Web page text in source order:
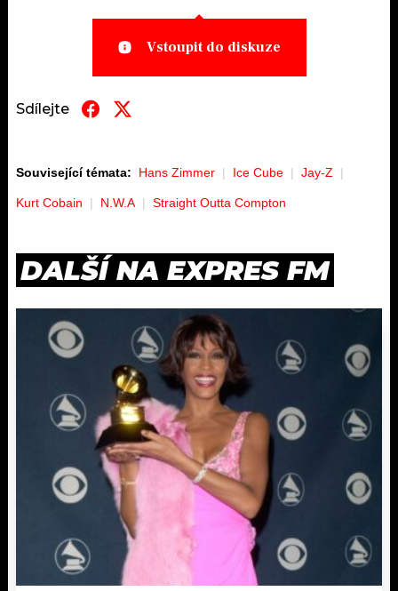
Vstoupit do diskuze
Sdílejte
Související témata: Hans Zimmer Ice Cube Jay-Z
Kurt Cobain N.W.A Straight Outta Compton
DALŠÍ NA EXPRES FM